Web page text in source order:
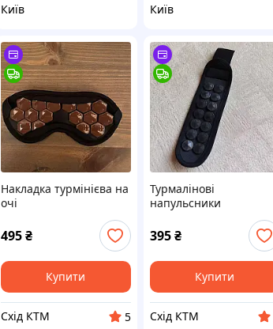
Київ
Київ
Накладка турмінієва на
очі
495₴
Купити
Схід КТМ
5
Турмалінові
напульсники
зігрівальні коричневий
і чорний
395₴
Купити
Схід КТМ